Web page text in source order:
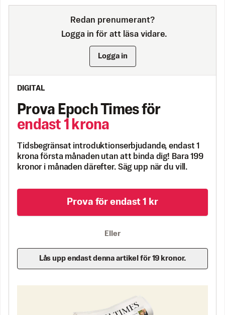
Redan prenumerant?
Logga in för att läsa vidare.
Logga in
DIGITAL
Prova Epoch Times för
endast 1 krona
Tidsbegränsat introduktionserbjudande, endast 1
krona första månaden utan att binda dig! Bara 199
kronor i månaden därefter. Säg upp när du vill.
Prova för endast 1 kr
Eller
Lås upp endast denna artikel för 19 kronor.